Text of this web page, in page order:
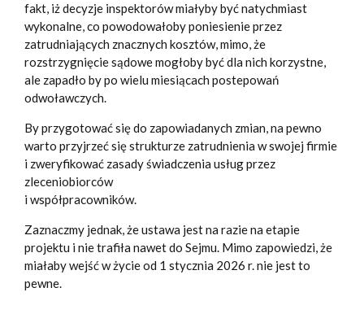
fakt, iż decyzje inspektorów miałyby być natychmiast
wykonalne, co powodowałoby poniesienie przez
zatrudniających znacznych kosztów, mimo, że
rozstrzygnięcie sądowe mogłoby być dla nich korzystne,
ale zapadło by po wielu miesiącach postepowań
odwoławczych.
By przygotować się do zapowiadanych zmian, na pewno
warto przyjrzeć się strukturze zatrudnienia w swojej firmie
i zweryfikować zasady świadczenia usług przez
zleceniobiorców
i współpracowników.
Zaznaczmy jednak, że ustawa jest na razie na etapie
projektu i nie trafiła nawet do Sejmu. Mimo zapowiedzi, że
miałaby wejść w życie od 1 stycznia 2026 r. nie jest to
pewne.